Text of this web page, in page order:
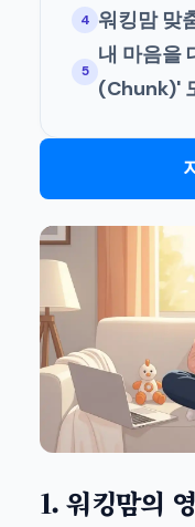
4 워킹맘 맞
5
내 마음을
(Chunk)'
1. 워킹맘의